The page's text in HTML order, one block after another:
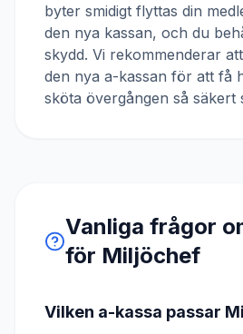
byter smidigt flyttas din
den nya kassan, och du
skydd. Vi rekommenderar
den nya a-kassan för att få
sköta övergången så säkert
Vanliga frågor
för Miljöchef
Vilken a-kassa passar